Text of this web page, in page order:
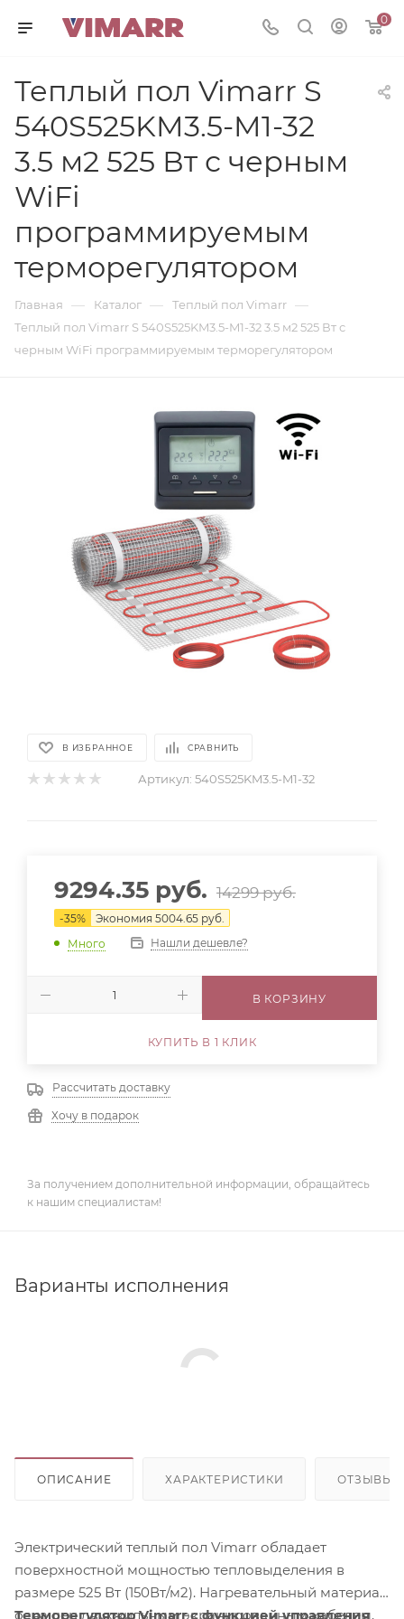
0
Теплый пол Vimarr S
540S525KM3.5-M1-32
3.5 м2 525 Вт с черным
WiFi
программируемым
терморегулятором
Главная — Каталог — Теплый пол Vimarr —
Теплый пол Vimarr S 540S525KM3.5-M1-32 3.5 м2 525 Вт с
черным WiFi программируемым терморегулятором
В ИЗБРАННОЕ СРАВНИТЬ
Артикул: 540S525KM3.5-M1-32
9294.35 руб. 14299руб.
-35% Экономия 5004.65 руб.
Много
Нашли дешевле?
В КОРЗИНУ
КУПИТЬ В 1 КЛИК
Рассчитать доставку
Хочу в подарок
За получением дополнительной информации, обращайтесь
к нашим специалистам!
Варианты исполнения
ОПИСАНИЕ ХАРАКТЕРИСТИКИ ОТЗЫВЫ
Электрический теплый пол Vimarr обладает
поверхностной мощностью тепловыделения в
размере 525 Вт (150Вт/м2). Нагревательный материал
оснащен двухжильным экранированным кабелем,
Терморегулятор Vimarr с функцией управления